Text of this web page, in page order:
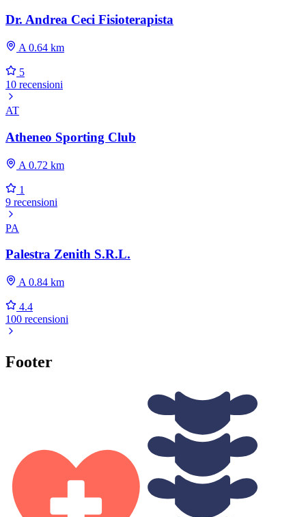
Dr. Andrea Ceci Fisioterapista
A 0.64 km
5
10 recensioni
AT
Atheneo Sporting Club
A 0.72 km
1
9 recensioni
PA
Palestra Zenith S.R.L.
A 0.84 km
4.4
100 recensioni
Footer